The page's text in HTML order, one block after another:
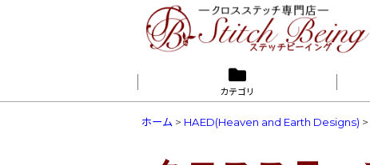
カテゴリ
ホーム > HAED(Heaven and Earth Designs) >